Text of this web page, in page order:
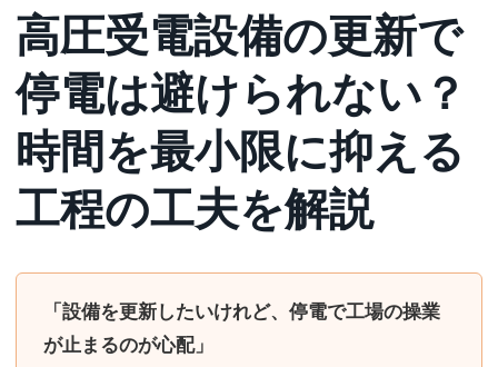
高圧受電設備の更新で
停電は避けられない？
時間を最小限に抑える
工程の工夫を解説
「設備を更新したいけれど、停電で工場の操業
が止まるのが心配」